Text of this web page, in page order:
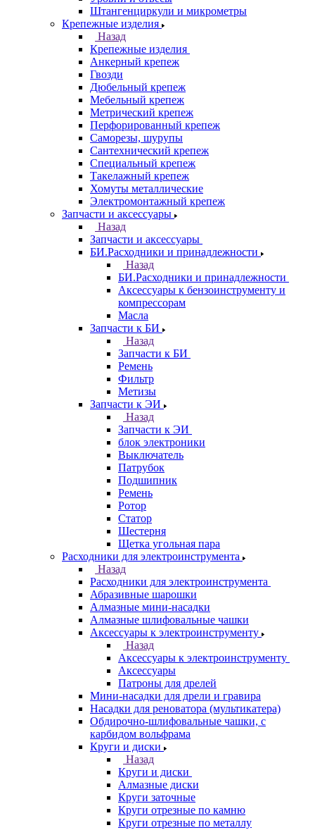
Штангенциркули и микрометры
Крепежные изделия
Назад
Крепежные изделия
Анкерный крепеж
Гвозди
Дюбельный крепеж
Мебельный крепеж
Метрический крепеж
Перфорированный крепеж
Саморезы, шурупы
Сантехнический крепеж
Специальный крепеж
Такелажный крепеж
Хомуты металлические
Электромонтажный крепеж
Запчасти и аксессуары
Назад
Запчасти и аксессуары
БИ.Расходники и принадлежности
Назад
БИ.Расходники и принадлежности
Аксессуары к бензоинструменту и
компрессорам
Масла
Запчасти к БИ
Назад
Запчасти к БИ
Ремень
Фильтр
Метизы
Запчасти к ЭИ
Назад
Запчасти к ЭИ
блок электроники
Выключатель
Патрубок
Подшипник
Ремень
Ротор
Статор
Шестерня
Щетка угольная пара
Расходники для электроинструмента
Назад
Расходники для электроинструмента
Абразивные шарошки
Алмазные мини-насадки
Алмазные шлифовальные чашки
Аксессуары к электроинструменту
Назад
Аксессуары к электроинструменту
Аксессуары
Патроны для дрелей
Мини-насадки для дрели и гравира
Насадки для реноватора (мультикатера)
Обдирочно-шлифовальные чашки, с
карбидом вольфрама
Круги и диски
Назад
Круги и диски
Алмазные диски
Круги заточные
Круги отрезные по камню
Круги отрезные по металлу